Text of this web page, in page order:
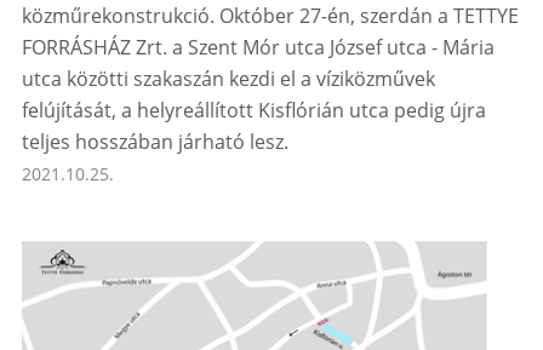
közműrekonstrukció. Október 27-én, szerdán a TETTYE
FORRÁSHÁZ Zrt. a Szent Mór utca József utca - Mária
utca közötti szakaszán kezdi el a víziközművek
felújítását, a helyreállított Kisflórián utca pedig újra
teljes hosszában járható lesz.
2021.10.25.